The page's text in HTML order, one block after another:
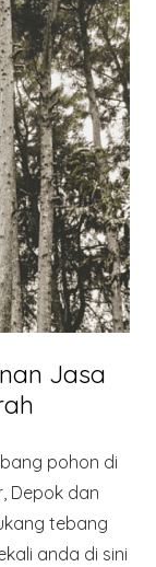
Jasa
pohon di
Depok dan
tebang
anda di sini